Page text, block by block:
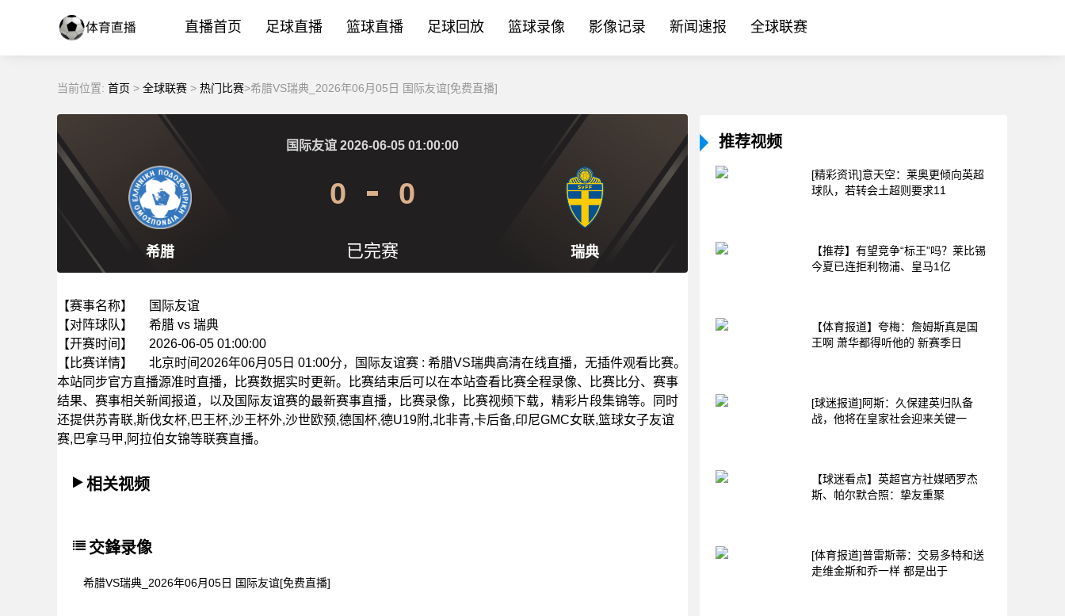
直播首页 足球直播 篮球直播 足球回放 篮球录像 影像记录 新闻速报 全球联赛
当前位置: 首页 > 全球联赛 > 热门比赛>希腊VS瑞典_2026年06月05日 国际友谊[免费直播]
希腊 瑞典
国际友谊 2026-06-05 01:00:00
0 0
已完赛
【赛事名称】
国际友谊
【对阵球队】
希腊 vs 瑞典
【开赛时间】
2026-06-05 01:00:00
【比赛详情】
北京时间2026年06月05日 01:00分，国际友谊赛 : 希腊VS瑞典高清在线直播，无插件观看比赛。
本站同步官方直播源准时直播，比赛数据实时更新。比赛结束后可以在本站查看比赛全程录像、比赛比分、赛事
结果、赛事相关新闻报道，以及国际友谊赛的最新赛事直播，比赛录像，比赛视频下载，精彩片段集锦等。同时
还提供苏青联,斯伐女杯,巴王杯,沙王杯外,沙世欧预,德国杯,德U19附,北非青,卡后备,印尼GMC女联,篮球女子友谊
赛,巴拿马甲,阿拉伯女锦等联赛直播。
相关视频
交鋒录像
希腊VS瑞典_2026年06月05日 国际友谊[免费直播]
推荐视频
[精彩资讯]意天空：莱奥更倾向英超
球队，若转会土超则要求11
【推荐】有望竞争“标王”吗？莱比锡
今夏已连拒利物浦、皇马1亿
【体育报道】夸梅：詹姆斯真是国
王啊 萧华都得听他的 新赛季日
[球迷报道]阿斯：久保建英归队备
战，他将在皇家社会迎来关键一
【球迷看点】英超官方社媒晒罗杰
斯、帕尔默合照：挚友重聚
[体育报道]普雷斯蒂：交易多特和送
走维金斯和乔一样 都是出于